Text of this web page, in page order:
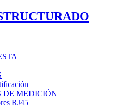
DE MEDICIÓN
RJ45